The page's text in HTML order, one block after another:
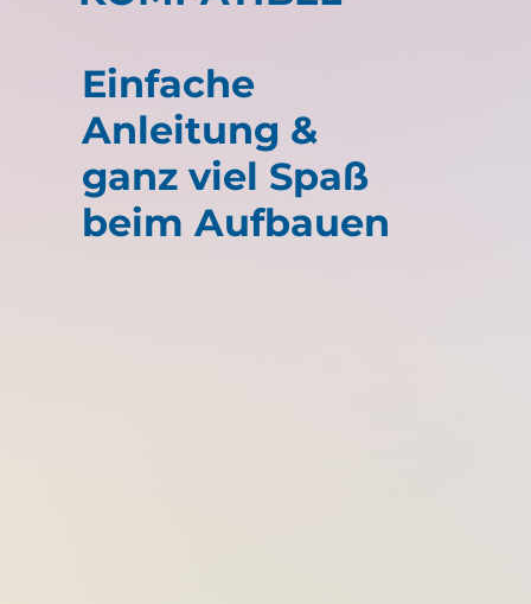
Einfache
Anleitung &
ganz viel Spaß
beim Aufbauen